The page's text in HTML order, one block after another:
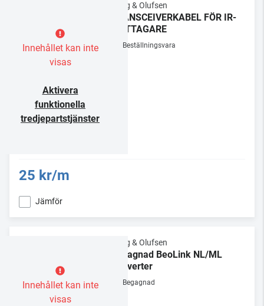
Innehållet kan inte
visas
Aktivera
funktionella
tredjepartstjänster
Bang & Olufsen
TRANSCEIVERKABEL FÖR IR-
MOTTAGARE
Beställningsvara
25 kr/m
Jämför
Innehållet kan inte
visas
Bang & Olufsen
Begagnad BeoLink NL/ML
Converter
Begagnad